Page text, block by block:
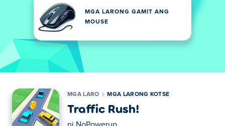
MGA LARONG GAMIT ANG
MOUSE
MGA LARO MGA LARONG KOTSE
Traffic Rush!